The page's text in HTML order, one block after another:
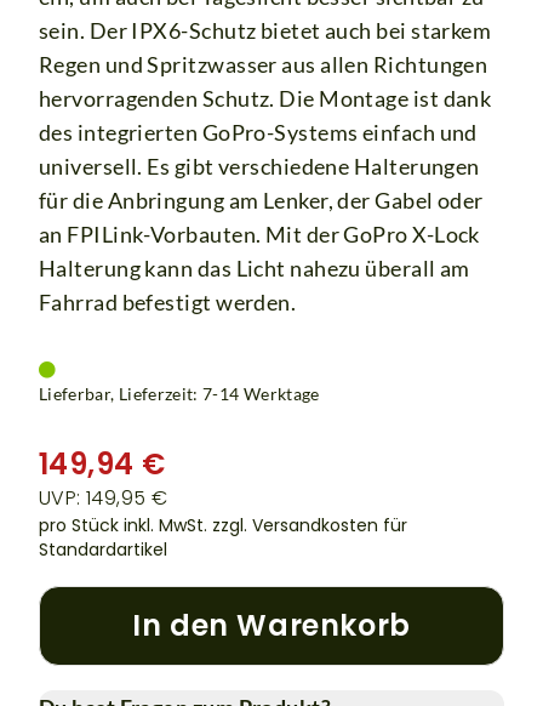
sein. Der IPX6-Schutz bietet auch bei starkem
Regen und Spritzwasser aus allen Richtungen
hervorragenden Schutz. Die Montage ist dank
des integrierten GoPro-Systems einfach und
universell. Es gibt verschiedene Halterungen
für die Anbringung am Lenker, der Gabel oder
an FPILink-Vorbauten. Mit der GoPro X-Lock
Halterung kann das Licht nahezu überall am
Fahrrad befestigt werden.
Lieferbar, Lieferzeit: 7-14 Werktage
149,94 €
UVP: 149,95 €
pro Stück inkl. MwSt. zzgl. Versandkosten für
Standardartikel
In den Warenkorb